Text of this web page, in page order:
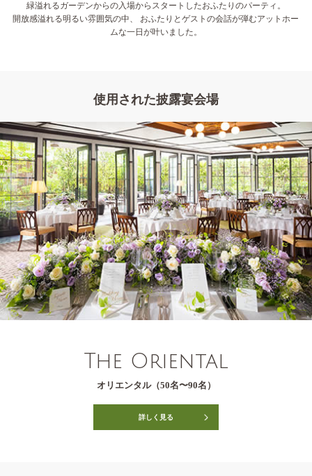
緑溢れるガーデンからの入場からスタートしたおふたりのパーティ。
開放感溢れる明るい雰囲気の中、 おふたりとゲストの会話が弾むアットホー
ムな一日が叶いました。
使用された披露宴会場
The Oriental
オリエンタル（50名〜90名）
詳しく見る